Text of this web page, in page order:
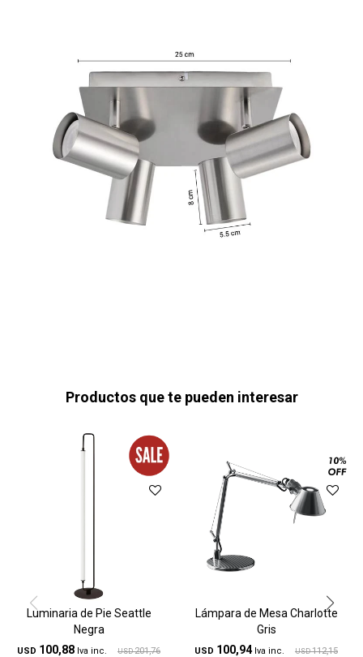
Productos que te pueden interesar
Luminaria de Pie Seattle
Negra
USD 100,88 USD 201,76
Lámpara de Mesa Charlotte
Gris
USD 100,94 USD 112,15